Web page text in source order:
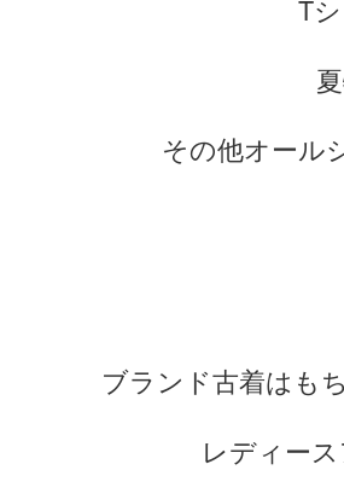
T
その他オール
ブランド古着はも
レディー